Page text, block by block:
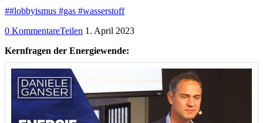
##lobbyismus #gas #wasserstoff
0 KommentareTeilen 1. April 2023
Kernfragen der Energiewende: